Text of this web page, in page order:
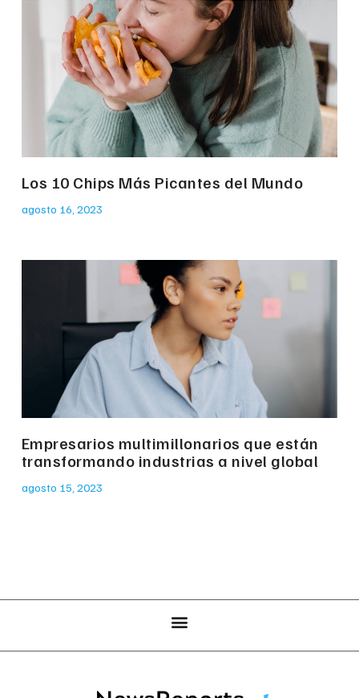
Los 10 Chips Más Picantes del Mundo
agosto 16, 2023
Empresarios multimillonarios que están
transformando industrias a nivel global
agosto 15, 2023